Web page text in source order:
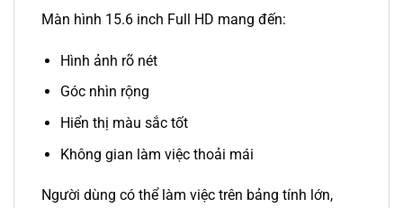
Màn hình 15.6 inch Full HD mang đến:
Hình ảnh rõ nét
Góc nhìn rộng
Hiển thị màu sắc tốt
Không gian làm việc thoải mái
Người dùng có thể làm việc trên bảng tính lớn,